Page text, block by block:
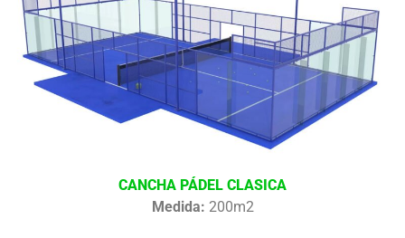
CANCHA PÁDEL CLASICA
Medida: 200m2